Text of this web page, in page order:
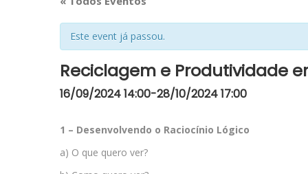
Este event já passou.
Reciclagem e Produtividade
16/09/2024 14:00-28/10/2024 17:00
1 – Desenvolvendo o Raciocínio Lógico
a) O que quero ver?